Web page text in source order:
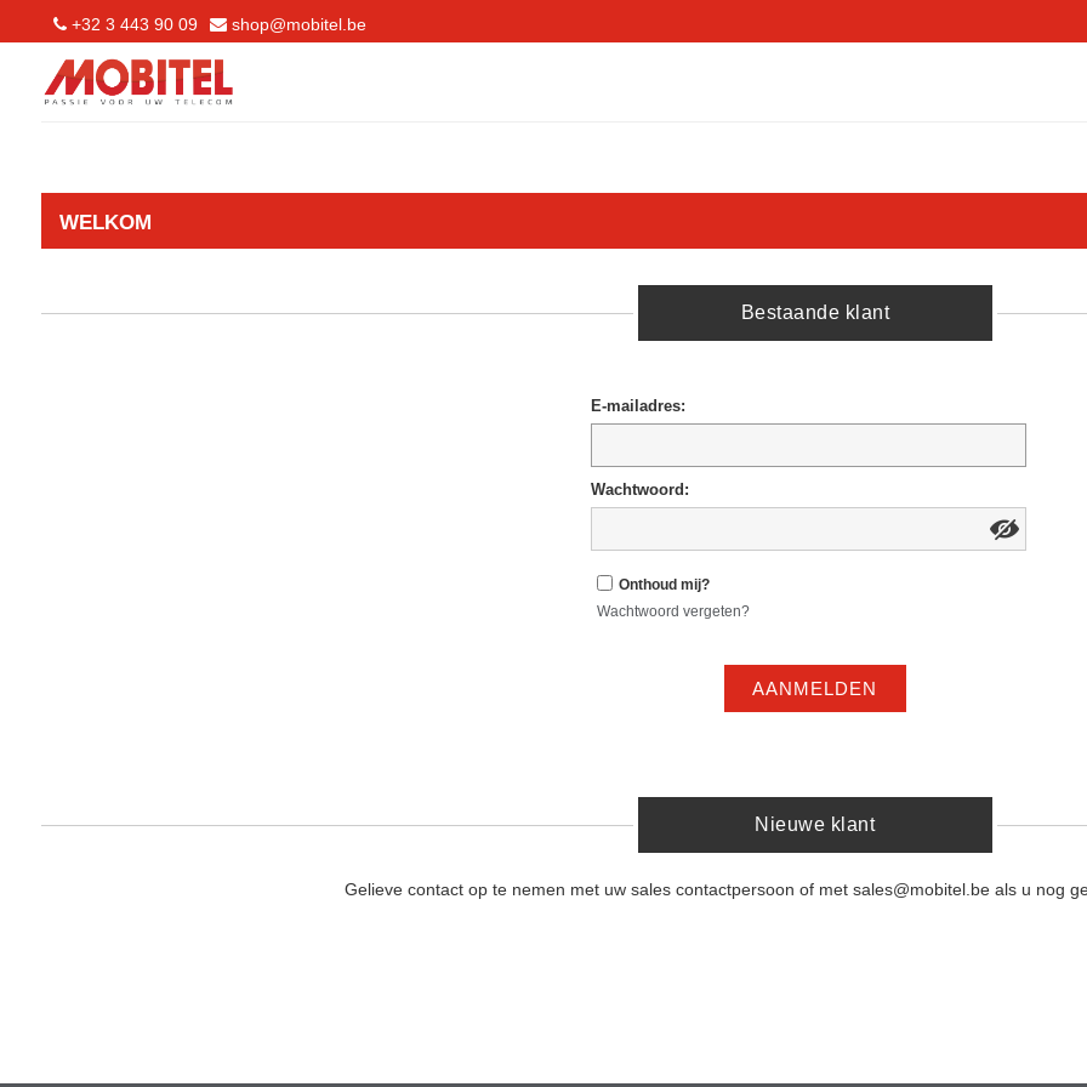
+32 3 443 90 09 shop@mobitel.be
WELKOM
Bestaande klant
E-mailadres:
Wachtwoord:
Onthoud mij?
Wachtwoord vergeten?
AANMELDEN
Nieuwe klant
Gelieve contact op te nemen met uw sales contactpersoon of met sales@mobitel.be als u nog